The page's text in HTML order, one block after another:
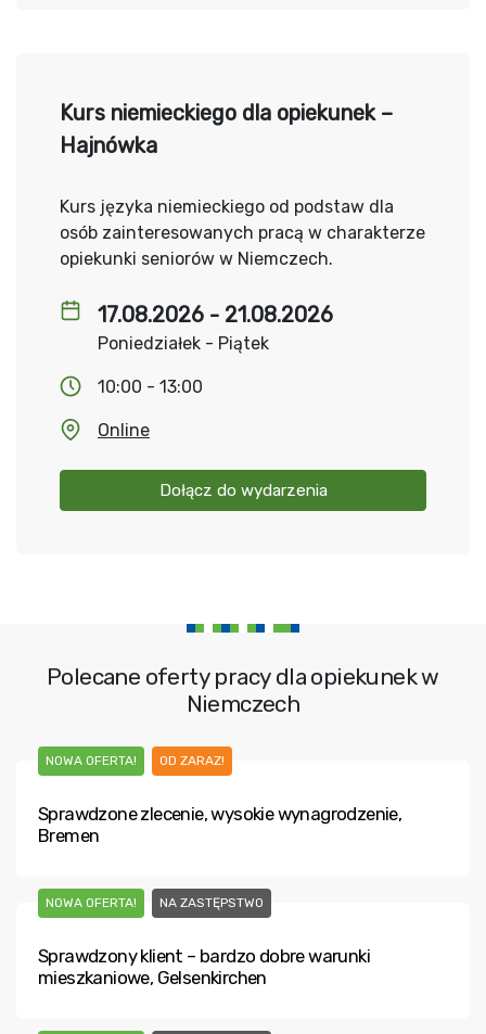
17.08.2026 - 21.08.2026
Poniedziałek - Piątek
10:00 - 13:00
Online
Dołącz do wydarzenia
Kurs niemieckiego dla opiekunek –
Hajnówka
Kurs języka niemieckiego od podstaw dla
osób zainteresowanych pracą w charakterze
opiekunki seniorów w Niemczech.
Polecane oferty pracy dla opiekunek w
Niemczech
NOWA OFERTA! OD ZARAZ!
Sprawdzone zlecenie, wysokie wynagrodzenie,
Bremen
NOWA OFERTA! NA ZASTĘPSTWO
Sprawdzony klient – bardzo dobre warunki
mieszkaniowe, Gelsenkirchen